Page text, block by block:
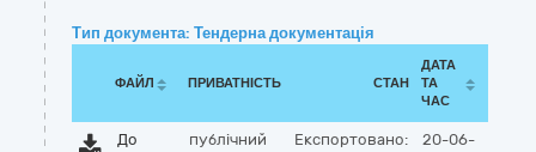
Тип документа: Тендерна документація
ФАЙЛ ПРИВАТНІСТЬ СТАН
ДАТА
ТА
ЧАС
До
публічний Експортовано:
20-06-